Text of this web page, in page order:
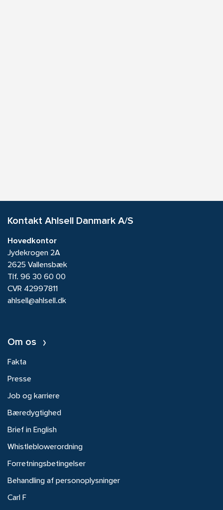
Kontakt Ahlsell Danmark A/S
Hovedkontor
Jydekrogen 2A
2625 Vallensbæk
Tlf. 96 30 60 00
CVR 42997811
ahlsell@ahlsell.dk
Om os
Fakta
Presse
Job og karriere
Bæredygtighed
Brief in English
Whistleblowerordning
Forretningsbetingelser
Behandling af personoplysninger
Carl F